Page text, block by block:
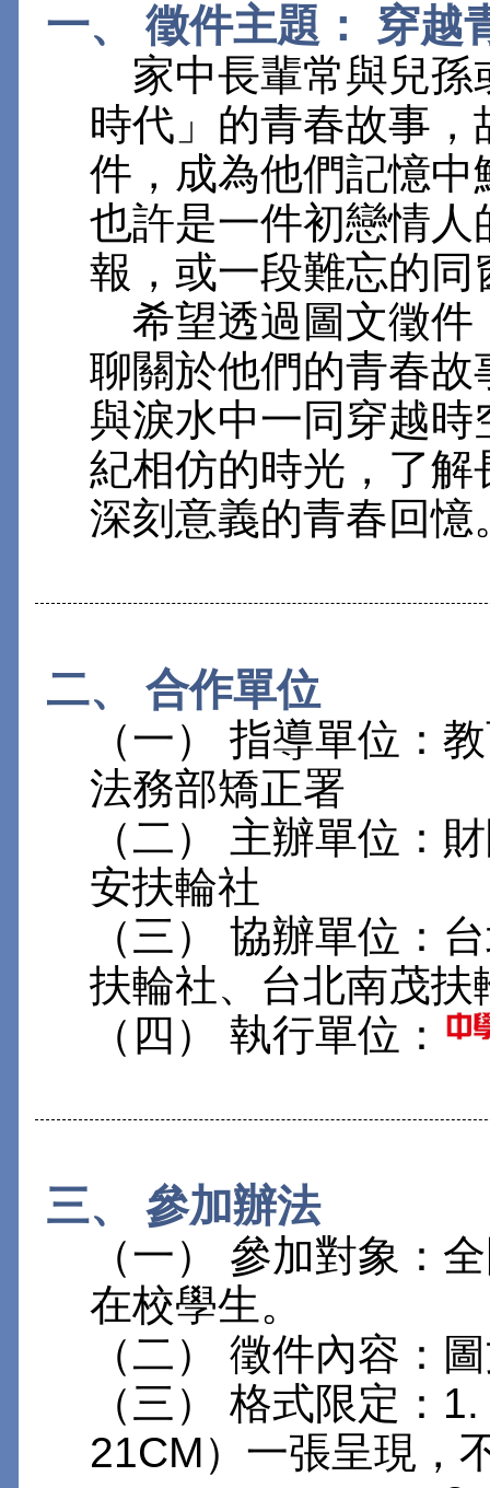
一、 徵件主題： 穿越
家中長輩常與兒孫
時代」的青春故事
件，成為他們記憶
也許是一件初戀情
報，或一段難忘的
希望透過圖文徵件
聊關於他們的青春
與淚水中一同穿越
紀相仿的時光，了
深刻意義的青春回憶
二、 合作單位
（一） 指導單位：
法務部矯正署
（二） 主辦單位：
安扶輪社
（三） 協辦單位：
扶輪社、台北南茂
（四） 執行單位：
三、 參加辦法
（一） 參加對象：
在校學生。
（二） 徵件內容：
（三） 格式限定：
21CM）一張呈現，